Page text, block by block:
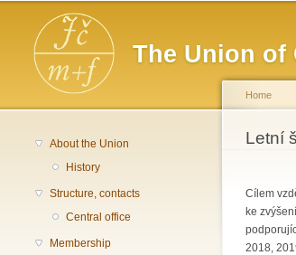
The Union of
Main menu
About the Union
History
Structure, contacts
Central office
Membership
You
Home
Letní
Cílem
ke
2018,